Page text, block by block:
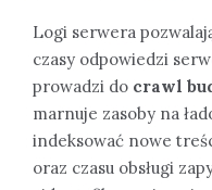
Logi serwera
czasy odpowiedzi
prowadzi do crawl
marnuje zasoby na
indeksować nowe
oraz czasu obsługi